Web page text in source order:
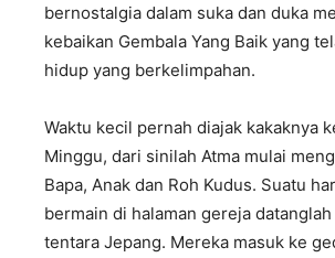
bernostalgia dalam suka dan duka
kebaikan Gembala Yang Baik yang
hidup yang berkelimpahan.
Waktu kecil pernah diajak kakaknya
Minggu, dari sinilah Atma mulai
Bapa, Anak dan Roh Kudus. Suatu
bermain di halaman gereja
tentara Jepang. Mereka masuk ke